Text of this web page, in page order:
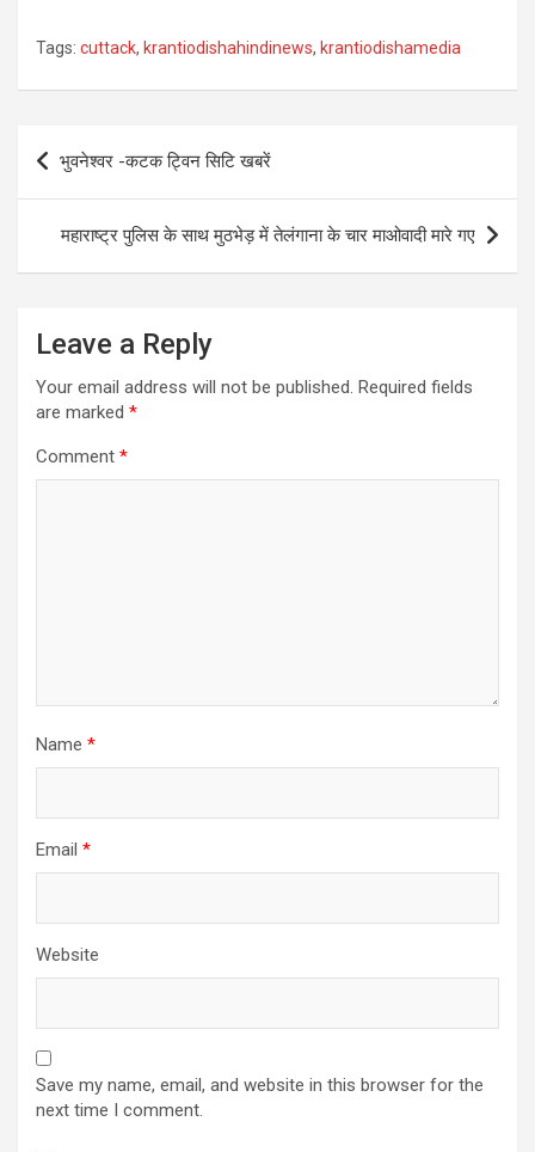
Tags: cuttack, krantiodishahindinews, krantiodishamedia
Post
navigation
भुवनेश्वर -कटक ट्विन सिटि खबरें
महाराष्ट्र पुलिस के साथ मुठभेड़ में तेलंगाना के चार माओवादी मारे गए
Leave a Reply
Your email address will not be published. Required fields
are marked *
Comment *
Name *
Email *
Website
Save my name, email, and website in this browser for the
next time I comment.